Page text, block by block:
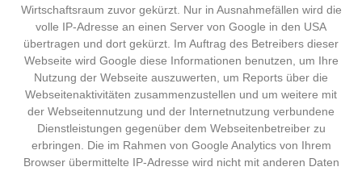
Wirtschaftsraum zuvor gekürzt. Nur in Ausnahmefällen wird die
volle IP-Adresse an einen Server von Google in den USA
übertragen und dort gekürzt. Im Auftrag des Betreibers dieser
Webseite wird Google diese Informationen benutzen, um Ihre
Nutzung der Webseite auszuwerten, um Reports über die
Webseitenaktivitäten zusammenzustellen und um weitere mit
der Webseitennutzung und der Internetnutzung verbundene
Dienstleistungen gegenüber dem Webseitenbetreiber zu
erbringen. Die im Rahmen von Google Analytics von Ihrem
Browser übermittelte IP-Adresse wird nicht mit anderen Daten